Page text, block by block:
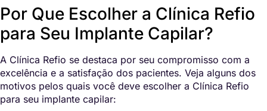
Por Que Escolher a Clínica Refio
para Seu Implante Capilar?
A Clínica Refio se destaca por seu compromisso com a
excelência e a satisfação dos pacientes. Veja alguns dos
motivos pelos quais você deve escolher a Clínica Refio
para seu implante capilar: